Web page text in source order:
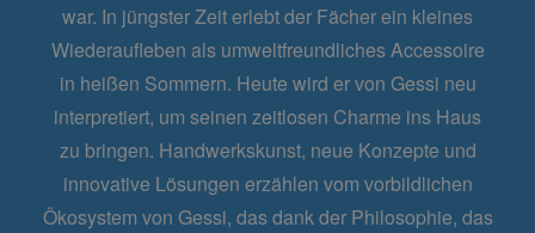
war. In jüngster Zeit erlebt der Fächer ein kleines
Wiederaufleben als umweltfreundliches Accessoire
in heißen Sommern. Heute wird er von Gessi neu
interpretiert, um seinen zeitlosen Charme ins Haus
zu bringen. Handwerkskunst, neue Konzepte und
innovative Lösungen erzählen vom vorbildlichen
Ökosystem von Gessi, das dank der Philosophie, das